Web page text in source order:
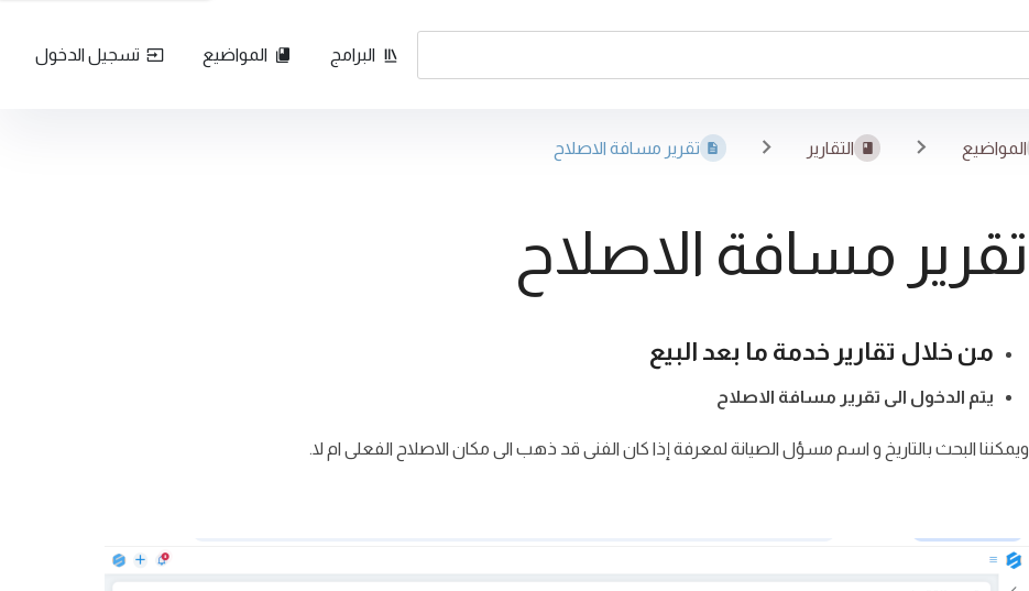
البرامج المواضيع تسجيل الدخول
المواضيع التقارير تقرير مسافة الاصلاح
تقرير مسافة الاصلاح
من خلال تقارير خدمة ما بعد البيع
يتم الدخول الى تقرير مسافة الاصلاح
ويمكننا البحث بالتاريخ و اسم مسؤل الصيانة لمعرفة إذا كان الفنى قد ذهب الى مكان الاصلاح الفعلى ام لا.